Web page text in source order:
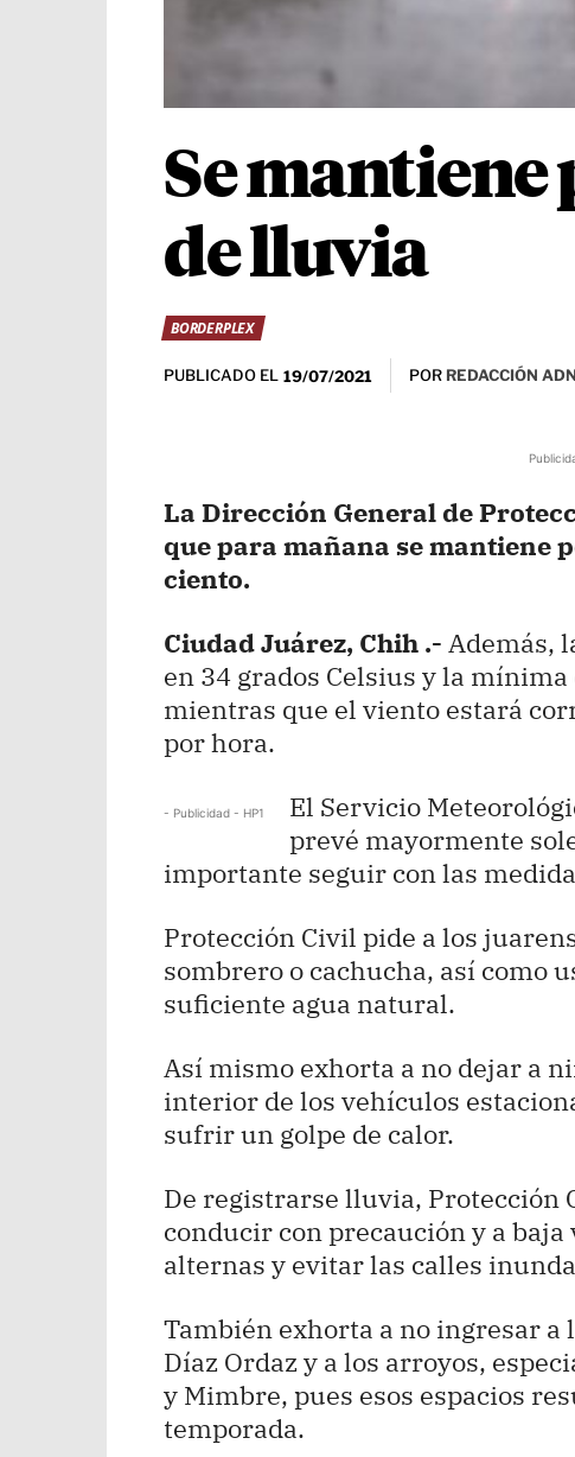
Se
de lluvia
BORDERPLEX
PUBLICADO EL 19/07/2021 POR REDACCIÓN
La Dirección General de
que para mañana se mantiene
ciento.
Ciudad Juárez, Chih .- Además,
en 34 grados Celsius y la
mientras que el viento estará
por hora.
- Publicidad - HP1
El Servicio
prevé mayormente
importante seguir con las
Protección Civil pide a los
sombrero o cachucha, así como
suficiente agua natural.
Así mismo exhorta a no dejar a
interior de los vehículos
sufrir un golpe de calor.
De registrarse lluvia, Protección
conducir con precaución y a
alternas y evitar las calles
También exhorta a no ingresar a
Díaz Ordaz y a los arroyos,
y Mimbre, pues esos espacios
temporada.